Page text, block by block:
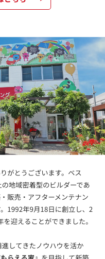
がとうございます。ベス
地域密着型のビルダーであ
販売・アフターメンテナン
1992年9月18日に創立し、2
迎えることができました。
してきたノウハウを活か